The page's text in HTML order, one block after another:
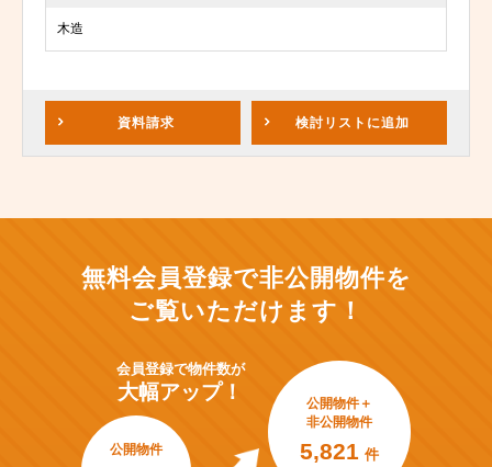
木造
資料請求 検討リスト に追加
無料会員登録で非公開物件を
ご覧いただけます！
会員登録で物件数が
大幅アップ！
公開物件
公開物件＋
非公開物件
5,821 件